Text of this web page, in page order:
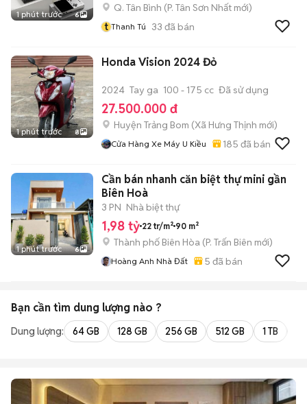
1 phút trước 6
Q. Tân Bình (P. Tân Sơn Nhất mới)
t Thanh Tú 33 đã bán
1 phút trước 8
Honda Vision 2024 Đỏ
2024 Tay ga 100 - 175 cc Đã sử dụng
27.500.000 đ
Huyện Trảng Bom (Xã Hưng Thịnh mới)
Cửa Hàng Xe Máy U Kiều 185 đã bán
1 phút trước 6
Cần bán nhanh căn biệt thự mini gần
Biên Hoà
3 PN Nhà biệt thự
1,98 tỷ 22 tr/m² 90 m²
Thành phố Biên Hòa (P. Trấn Biên mới)
Hoàng Anh Nhà Đất 5 đã bán
Bạn cần tìm dung lượng nào ?
Dung lượng: 64 GB 128 GB 256 GB 512 GB 1 TB